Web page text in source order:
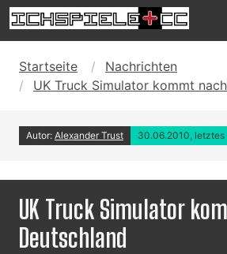
Startseite
Nachrichten
UK Truck Simulator kommt
Autor: Alexander Trust 30.06.2010, letztes
UK Truck Simulator
Deutschland